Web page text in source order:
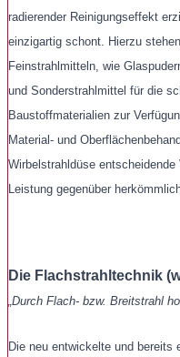
radierender Reinigungseffekt
einzigartig schont. Hierzu
Feinstrahlmitteln, wie
und Sonderstrahlmittel für die
Baustoffmaterialien zur
Material- und
Wirbelstrahldüse
Leistung gegenüber
Die Flachstrahltechnik
„Durch Flach- bzw. Breitstrahl
Die neu entwickelte und bereits